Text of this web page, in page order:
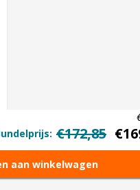
€172,85
aan winkelwagen